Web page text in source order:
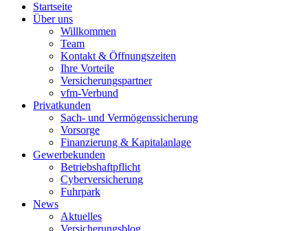
Startseite
Über uns
Willkommen
Team
Kontakt & Öffnungszeiten
Ihre Vorteile
Versicherungspartner
vfm-Verbund
Privatkunden
Sach- und Vermögenssicherung
Vorsorge
Finanzierung & Kapitalanlage
Gewerbekunden
Betriebshaftpflicht
Cyberversicherung
Fuhrpark
News
Aktuelles
Versicherungsblog